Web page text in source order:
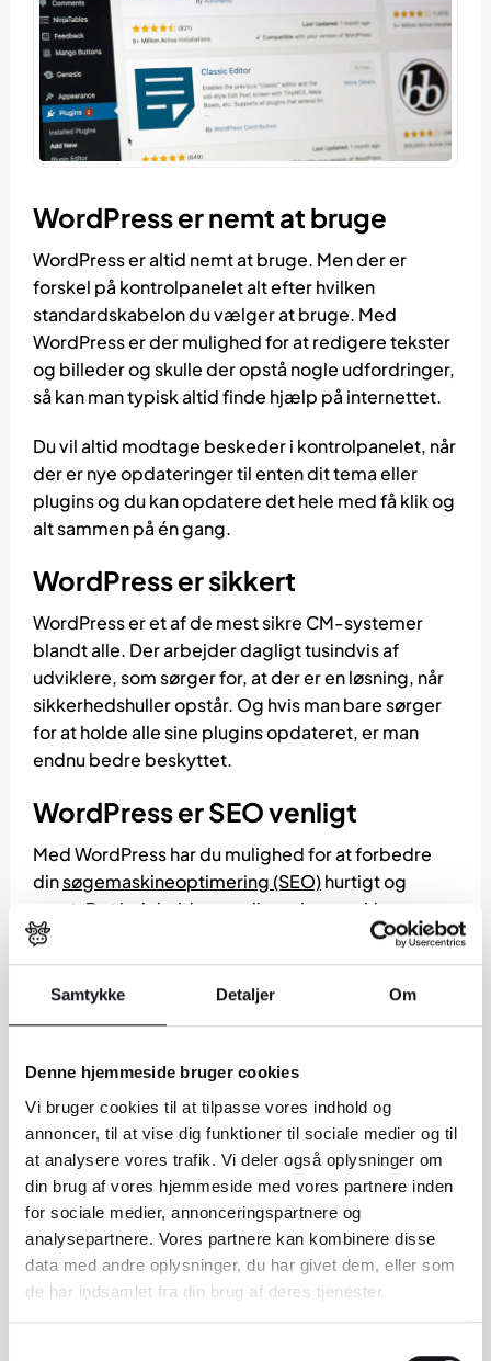
Samtykke Detaljer Om
Denne hjemmeside bruger cookies
Vi bruger cookies til at tilpasse vores indhold og
annoncer, til at vise dig funktioner til sociale medier og til
at analysere vores trafik. Vi deler også oplysninger om
din brug af vores hjemmeside med vores partnere inden
for sociale medier, annonceringspartnere og
analysepartnere. Vores partnere kan kombinere disse
data med andre oplysninger, du har givet dem, eller som
de har indsamlet fra din brug af deres tjenester.
WordPress er nemt at bruge
WordPress er altid nemt at bruge. Men der er
forskel på kontrolpanelet alt efter hvilken
standardskabelon du vælger at bruge. Med
WordPress er der mulighed for at redigere tekster
og billeder og skulle der opstå nogle udfordringer,
så kan man typisk altid finde hjælp på internettet.
Du vil altid modtage beskeder i kontrolpanelet, når
der er nye opdateringer til enten dit tema eller
plugins og du kan opdatere det hele med få klik og
alt sammen på én gang.
WordPress er sikkert
WordPress er et af de mest sikre CM-systemer
blandt alle. Der arbejder dagligt tusindvis af
udviklere, som sørger for, at der er en løsning, når
sikkerhedshuller opstår. Og hvis man bare sørger
for at holde alle sine plugins opdateret, er man
endnu bedre beskyttet.
WordPress er SEO venligt
Med WordPress har du mulighed for at forbedre
dinsøgemaskineoptimering (SEO)hurtigt og
nemt. Det indeholder nemlig en lang række
standardfunktioner, men du har også mulighed for
at udvide med plugins, så du kan forbedre din
hjemmeside bedst muligt. F.eks. kan du lave
redirects) og sidst men ikke mindst have en
hjemmeside der er mobiloptimeret. Læs mere om
mobiloptimering her .
WordPress kan bruges til alle
type hjemmesider
WordPress bruges i dag til stort set alle type
hjemmesider, hvor det førhen mest var brugt til